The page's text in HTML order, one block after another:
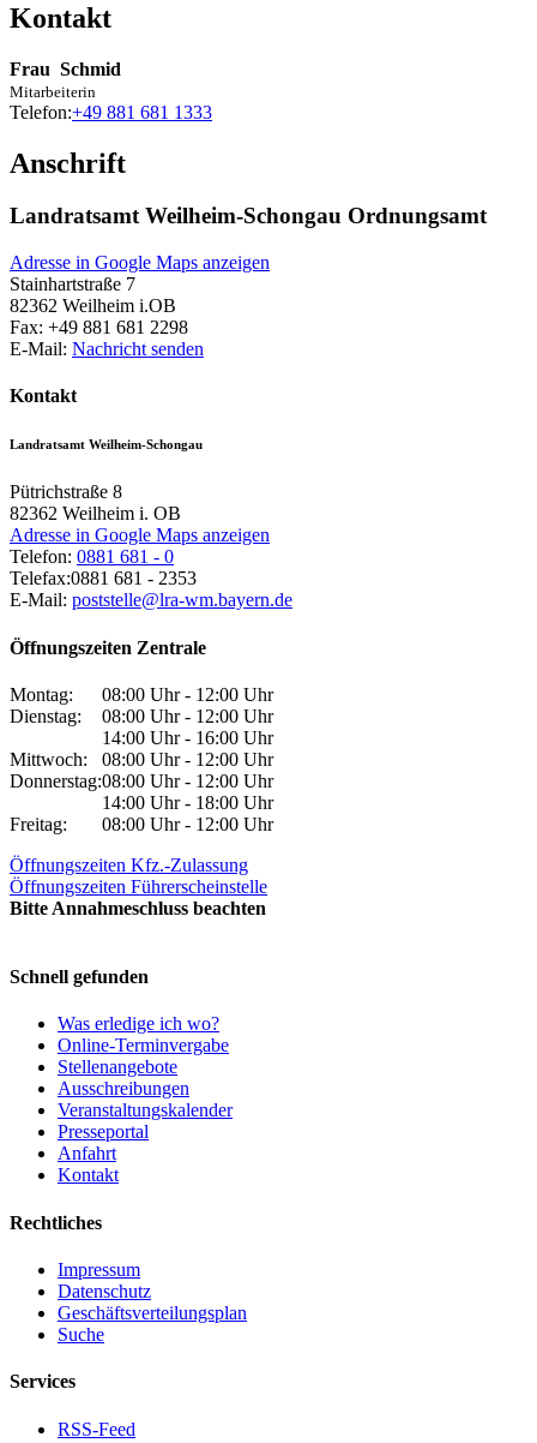
Kontakt
Frau Schmid
Mitarbeiterin
Telefon:+49 881 681 1333
Anschrift
Landratsamt Weilheim-Schongau Ordnungsamt
Adresse in Google Maps anzeigen
Stainhartstraße 7
82362 Weilheim i.OB
Fax: +49 881 681 2298
E-Mail: Nachricht senden
Kontakt
Landratsamt Weilheim-Schongau
Pütrichstraße 8
82362 Weilheim i. OB
Adresse in Google Maps anzeigen
Telefon: 0881 681 - 0
Telefax:0881 681 - 2353
E-Mail: poststelle@lra-wm.bayern.de
Öffnungszeiten Zentrale
Montag:
08:00 Uhr - 12:00 Uhr
Dienstag:
08:00 Uhr - 12:00 Uhr
14:00 Uhr - 16:00 Uhr
Mittwoch:
08:00 Uhr - 12:00 Uhr
Donnerstag:08:00 Uhr - 12:00 Uhr
14:00 Uhr - 18:00 Uhr
Freitag:
08:00 Uhr - 12:00 Uhr
Öffnungszeiten Kfz.-Zulassung
Öffnungszeiten Führerscheinstelle
Bitte Annahmeschluss beachten
Schnell gefunden
Was erledige ich wo?
Online-Terminvergabe
Stellenangebote
Ausschreibungen
Veranstaltungskalender
Presseportal
Anfahrt
Kontakt
Rechtliches
Impressum
Datenschutz
Geschäftsverteilungsplan
Suche
Services
RSS-Feed